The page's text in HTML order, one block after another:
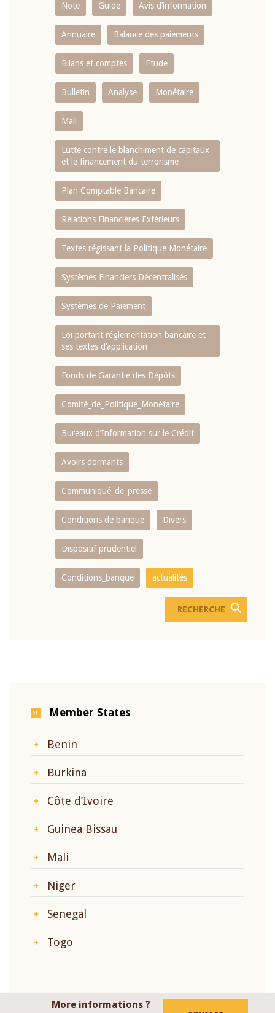
Note Guide Avis d’information
Annuaire Balance des paiements
Bilans et comptes Etude
Bulletin Analyse Monétaire
Mali
Lutte contre le blanchiment de capitaux
et le financement du terrorisme
Plan Comptable Bancaire
Relations Financières Extérieurs
Textes régissant la Politique Monétaire
Systèmes Financiers Décentralisés
Systèmes de Paiement
Loi portant réglementation bancaire et
ses textes d’application
Fonds de Garantie des Dépôts
Comité_de_Politique_Monétaire
Bureaux d’Information sur le Crédit
Avoirs dormants
Communiqué_de_presse
Conditions de banque Divers
Dispositif prudentiel
Conditions_banque actualités
Member States
Benin
Burkina
Côte d’Ivoire
Guinea Bissau
Mali
Niger
Senegal
Togo
More informations ?